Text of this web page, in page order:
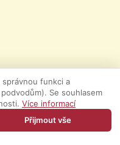
funkci a
Se souhlasem
Více informací
Přijmout vše